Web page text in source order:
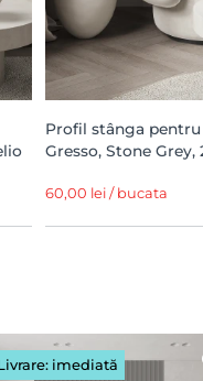
Profil stânga
Gresso, Stone
60,00 lei / bucata
imediată